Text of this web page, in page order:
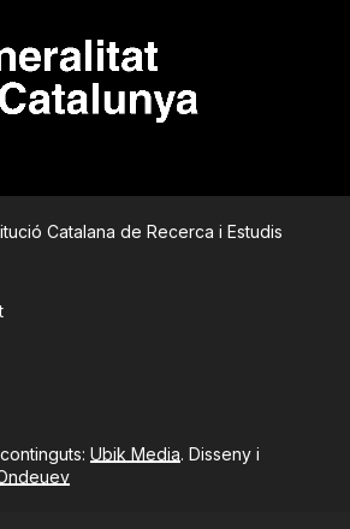
Catalana de Recerca i Estudis
Ubik Media. Disseny i